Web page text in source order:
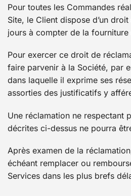
Pour toutes les Commandes
Site, le Client dispose d’un
jours à compter de la fourniture
Pour exercer ce droit de
faire parvenir à la Société, par
dans laquelle il exprime ses
assorties des justificatifs y
Une réclamation ne respectant
décrites ci-dessus ne pourra
Après examen de la
échéant remplacer ou
Services dans les plus brefs